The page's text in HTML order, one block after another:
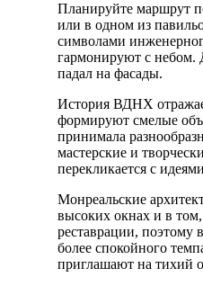
Планируйте маршрут
или в одном из
символами
гармонируют с небом.
падал на фасады.
История ВДНХ
формируют смелые
принимала
мастерские и
перекликается с
Монреальские
высоких окнах и в
реставрации, поэтому
более спокойного
приглашают на тихий